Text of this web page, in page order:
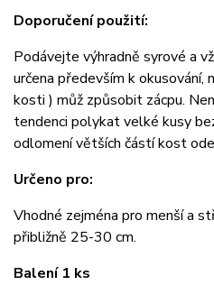
Doporučení použití:
Podávejte výhradně syrové a
určena především k okusování,
kosti ) můž způsobit zácpu.
tendenci polykat velké kusy
odlomení větších částí kost
Určeno pro:
Vhodné zejména pro menší a
přibližně 25-30 cm.
Balení 1 ks